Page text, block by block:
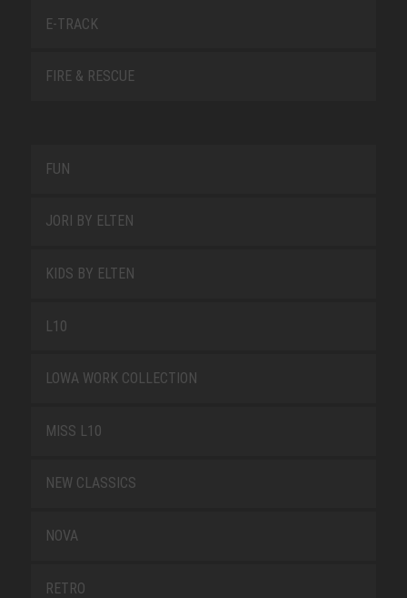
E-TRACK
FIRE & RESCUE
FUN
JORI BY ELTEN
KIDS BY ELTEN
L10
LOWA WORK COLLECTION
MISS L10
NEW CLASSICS
NOVA
RETRO